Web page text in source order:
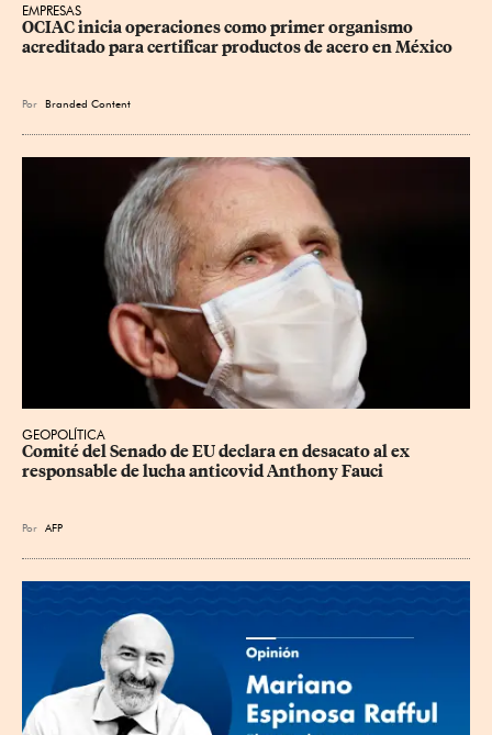
EMPRESAS
OCIAC inicia operaciones como primer organismo
acreditado para certificar productos de acero en México
Por Branded Content
GEOPOLÍTICA
Comité del Senado de EU declara en desacato al ex
responsable de lucha anticovid Anthony Fauci
Por AFP